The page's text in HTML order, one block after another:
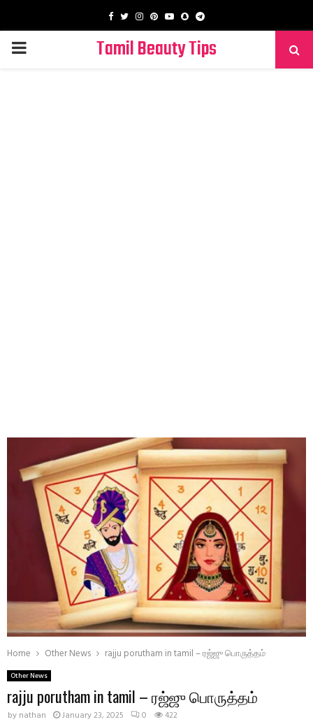
Facebook
TwitterInstagram
PinterestYoutube
SnapchatTelegram
PRIMARY
Tamil Beauty Tips
Home Other News rajju porutham in tamil – ரஜ்ஜு பொருத்தம்
Other News
rajju porutham in tamil – ரஜ்ஜு பொருத்தம்
by nathan January 23, 2025 0 422